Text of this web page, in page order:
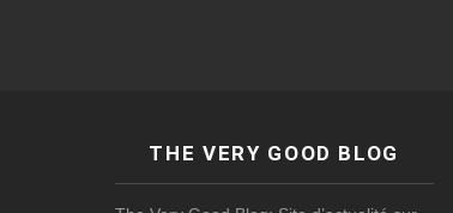
THE VERY GOOD BLOG